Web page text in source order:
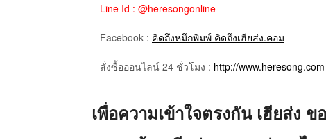
– Line Id : @heresongonline
– Facebook : คิดถึงหมึกพิมพ์ คิดถึงเฮียส่ง.คอม
– สั่งซื้อออนไลน์ 24 ชั่วโมง : http://www.heresong.com
เพื่อความเข้าใจตรงกัน เฮียส่ง